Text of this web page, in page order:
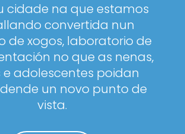
cidade na que estamos
convertida nun
de xogos, laboratorio de
no que as nenas,
e adolescentes poidan
un novo punto de
vista.